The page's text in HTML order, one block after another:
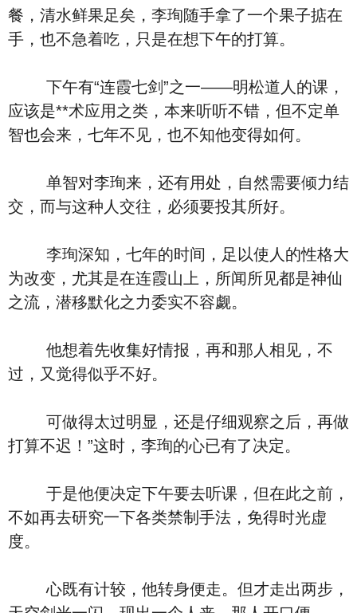
餐，清水鲜果足矣，李珣随手拿了一个果子掂在
手，也不急着吃，只是在想下午的打算。
下午有“连霞七剑”之一——明松道人的课，
应该是**术应用之类，本来听听不错，但不定单
智也会来，七年不见，也不知他变得如何。
单智对李珣来，还有用处，自然需要倾力结
交，而与这种人交往，必须要投其所好。
李珣深知，七年的时间，足以使人的性格大
为改变，尤其是在连霞山上，所闻所见都是神仙
之流，潜移默化之力委实不容觑。
他想着先收集好情报，再和那人相见，不
过，又觉得似乎不好。
可做得太过明显，还是仔细观察之后，再做
打算不迟！”这时，李珣的心已有了决定。
于是他便决定下午要去听课，但在此之前，
不如再去研究一下各类禁制手法，免得时光虚
度。
心既有计较，他转身便走。但才走出两步，